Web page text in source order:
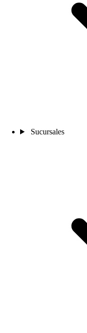
Sucursales